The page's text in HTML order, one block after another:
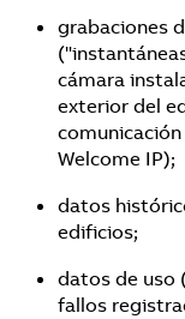
grabaciones
cámara
exterior del
Welcome IP);
datos
edificios;
datos de uso
fallos